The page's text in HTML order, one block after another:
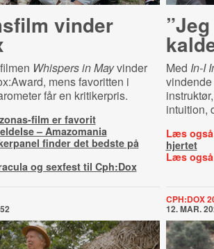
vinder
Whispers in Mayvinder
mens favoritten i
får en kritikerpris.
film er favorit
– Amazomania
finder det bedste på
og sexfest til Cph:Dox
Med In-I
intuition,
Læs
hjertet
Læs
CPH:DOX
12. MAR.